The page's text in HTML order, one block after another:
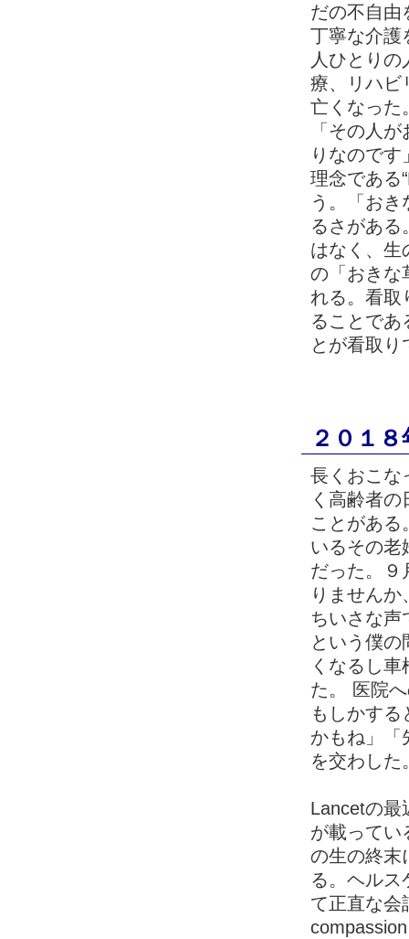
だの不自由
丁寧な介護
人ひとり
療、リハビ
亡くなった
「その人
りなので
理念である
う。「お
るさがある
はなく、生
の「おきな
れる。看取
ることであ
とが看取
２０１
長くおこな
く高齢者
ことがある
いるその老
だった。９
りません
ちいさな声
という僕
くなるし
た。 医院
もしかす
かもね」「
を交わした
Lancetの最
が載ってい
の生の終末
る。ヘルス
て正直な会